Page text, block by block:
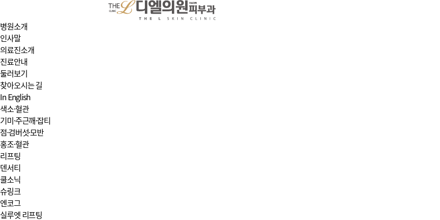
병원소개
인사말
의료진소개
진료안내
둘러보기
찾아오시는 길
In English
색소·혈관
기미·주근깨·잡티
점·검버섯·모반
홍조·혈관
리프팅
덴서티
쿨소닉
슈링크
엔코그
실루엣 리프팅